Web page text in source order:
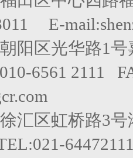
E-
阳区光华路1号
2111
汇区虹桥路3